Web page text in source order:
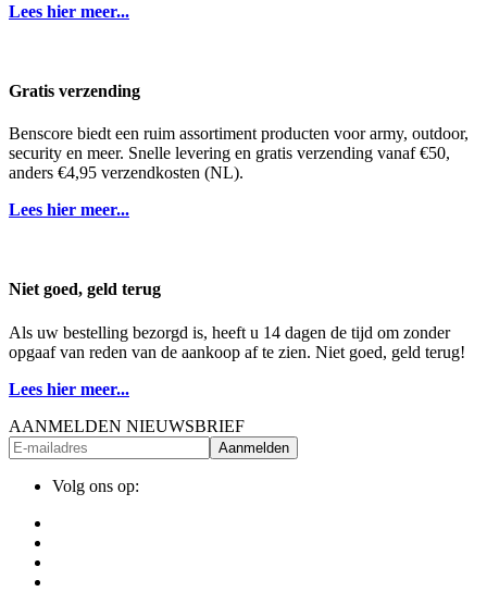
Lees hier meer...
Gratis verzending
Benscore biedt een ruim assortiment producten voor army, outdoor,
security en meer. Snelle levering en gratis verzending vanaf €50,
anders €4,95 verzendkosten (NL).
Lees hier meer...
Niet goed, geld terug
Als uw bestelling bezorgd is, heeft u 14 dagen de tijd om zonder
opgaaf van reden van de aankoop af te zien. Niet goed, geld terug!
Lees hier meer...
AANMELDEN NIEUWSBRIEF
Aanmelden
Volg ons op: